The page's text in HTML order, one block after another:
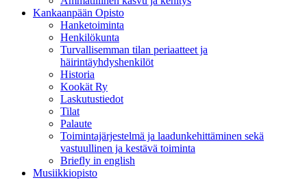
Kankaanpään Opisto
Hanketoiminta
Henkilökunta
Turvallisemman tilan periaatteet ja
häirintäyhdyshenkilöt
Historia
Kookät Ry
Laskutustiedot
Tilat
Palaute
Toimintajärjestelmä ja laadunkehittäminen sekä
vastuullinen ja kestävä toiminta
Briefly in english
Musiikkiopisto